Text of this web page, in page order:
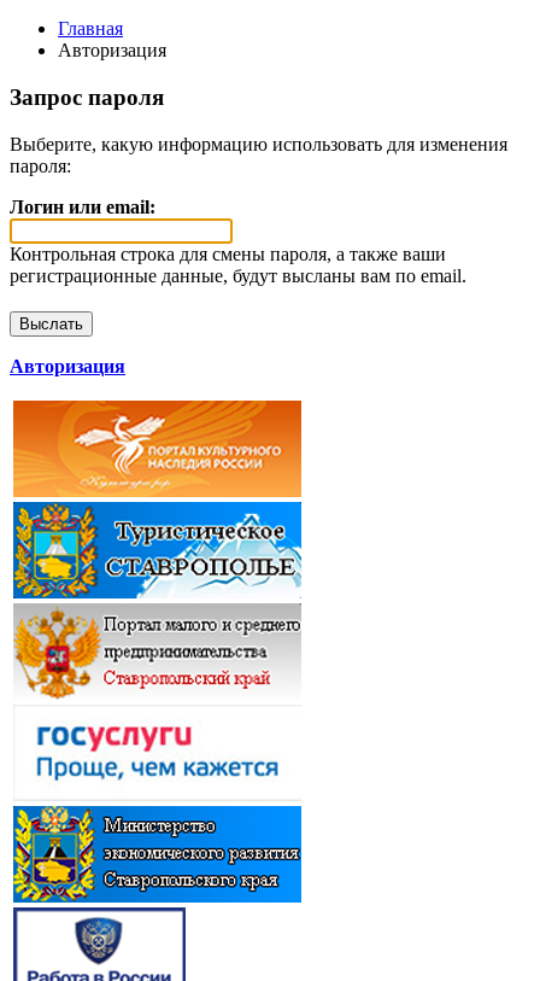
Главная
Авторизация
Запрос пароля
Выберите, какую информацию использовать для изменения
пароля:
Логин или email:
Контрольная строка для смены пароля, а также ваши
регистрационные данные, будут высланы вам по email.
Авторизация